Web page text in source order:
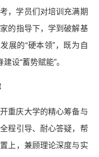
，学员们对培训充满期
的指导下，学到破解基
展的“硬本领”，既为自
设“蓄势赋能”。
重庆大学的精心筹备与
程引导、耐心答疑，帮
上，兼顾理论深度与实